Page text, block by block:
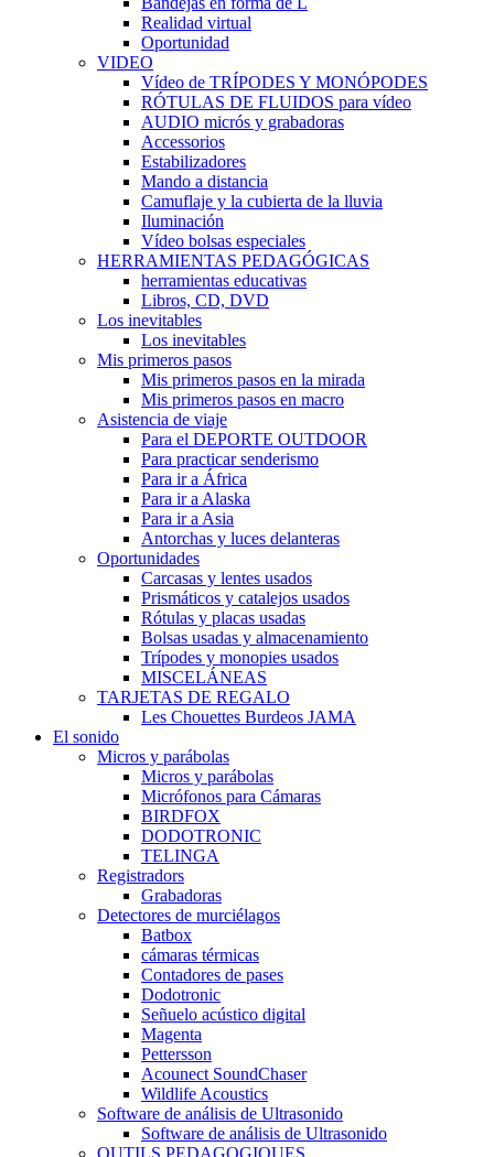
Realidad virtual
Oportunidad
VIDEO
Vídeo de TRÍPODES Y MONÓPODES
RÓTULAS DE FLUIDOS para vídeo
AUDIO micrós y grabadoras
Accessorios
Estabilizadores
Mando a distancia
Camuflaje y la cubierta de la lluvia
Iluminación
Vídeo bolsas especiales
HERRAMIENTAS PEDAGÓGICAS
herramientas educativas
Libros, CD, DVD
Los inevitables
Los inevitables
Mis primeros pasos
Mis primeros pasos en la mirada
Mis primeros pasos en macro
Asistencia de viaje
Para el DEPORTE OUTDOOR
Para practicar senderismo
Para ir a África
Para ir a Alaska
Para ir a Asia
Antorchas y luces delanteras
Oportunidades
Carcasas y lentes usados
Prismáticos y catalejos usados
Rótulas y placas usadas
Bolsas usadas y almacenamiento
Trípodes y monopies usados
MISCELÁNEAS
TARJETAS DE REGALO
Les Chouettes Burdeos JAMA
El sonido
Micros y parábolas
Micros y parábolas
Micrófonos para Cámaras
BIRDFOX
DODOTRONIC
TELINGA
Registradors
Grabadoras
Detectores de murciélagos
Batbox
cámaras térmicas
Contadores de pases
Dodotronic
Señuelo acústico digital
Magenta
Pettersson
Acounect SoundChaser
Wildlife Acoustics
Software de análisis de Ultrasonido
Software de análisis de Ultrasonido
OUTILS PEDAGOGIQUES